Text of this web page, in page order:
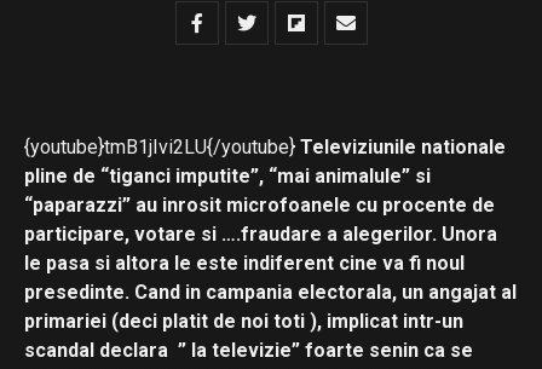
{youtube}tmB1jIvi2LU{/youtube} Televiziunile nationale
pline de “tiganci imputite”, “mai animalule” si
“paparazzi” au inrosit microfoanele cu procente de
participare, votare si ….fraudare a alegerilor. Unora
le pasa si altora le este indiferent cine va fi noul
presedinte. Cand in campania electorala, un angajat al
primariei (deci platit de noi toti ), implicat intr-un
scandal declara ” la televizie” foarte senin ca se